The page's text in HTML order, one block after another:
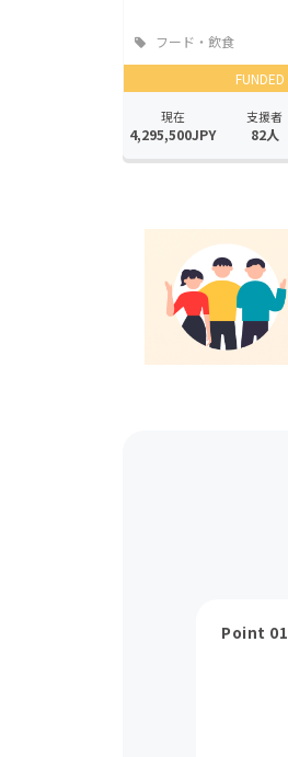
フード・飲食
店
FUNDED
現在
4,295,500JPY
支援者
82人
Point 01